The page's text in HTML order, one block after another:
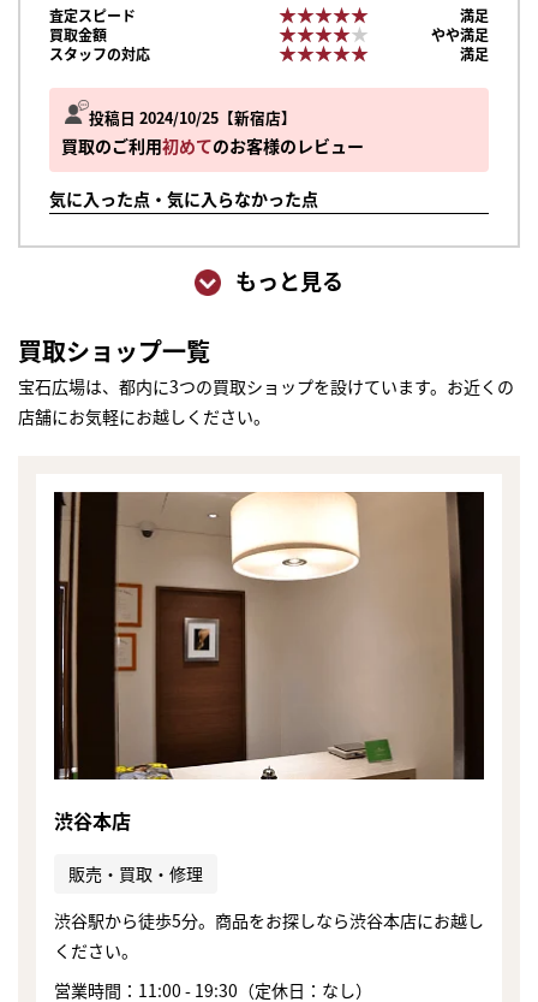
投稿日 2024/10/25 新宿店
買取のご利用初めてのお客様のレビュー
気に入った点・気に入らなかった点
査定スピード ★★★★★
★★★★★
満足
買取金額
★★★★★
★★★★★
やや満足
スタッフの対応
★★★★★
★★★★★ 満足
もっと見る
買取ショップ一覧
宝石広場は、都内に3つの買取ショップを設けています。お近くの
店舗にお気軽にお越しください。
渋谷本店
販売・買取・修理
渋谷駅から徒歩5分。商品をお探しなら渋谷本店にお越し
ください。
営業時間：11:00 - 19:30（定休日：なし）